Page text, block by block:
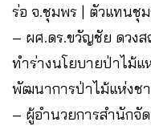
ร่อ จ.ชุมพร | ตัวแทนชุ
– ผศ.ดร.ขวัญชัย ดวง
ทำร่างนโยบายป่าไม้
พัฒนาการป่าไม้แห่งช
– ผู้อำนวยการสำนักจั